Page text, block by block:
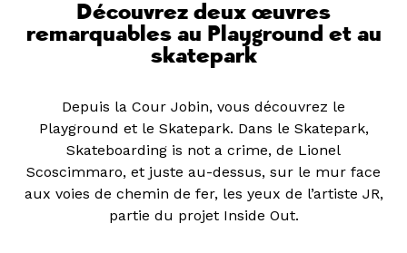
Découvrez deux œuvres
remarquables au Playground et au
skatepark
Depuis la Cour Jobin, vous découvrez le
Playground et le Skatepark. Dans le Skatepark,
Skateboarding is not a crime, de Lionel
Scoscimmaro, et juste au-dessus, sur le mur face
aux voies de chemin de fer, les yeux de l’artiste JR,
partie du projet Inside Out.